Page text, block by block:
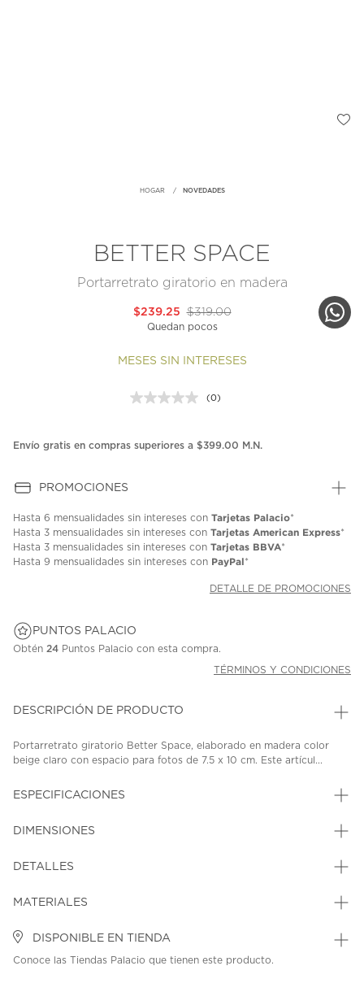
HOGAR NOVEDADES
BETTER SPACE
Portarretrato giratorio en madera
$319.00
$239.25
Quedan pocos
MESES SIN INTERESES
Sin
en
(0)
Envío gratis en compras superiores a $399.00 M.N.
PROMOCIONES
Hasta 6 mensualidades sin intereses con Tarjetas Palacio*
Hasta 3 mensualidades sin intereses con Tarjetas American Express*
Hasta 3 mensualidades sin intereses con Tarjetas BBVA*
Hasta 9 mensualidades sin intereses con PayPal*
DETALLE DE PROMOCIONES
PUNTOS PALACIO
Obtén 24 Puntos Palacio con esta compra.
TÉRMINOS Y CONDICIONES
DESCRIPCIÓN DE PRODUCTO
Portarretrato giratorio Better Space, elaborado en madera color
beige claro con espacio para fotos de 7.5 x 10 cm. Este artícul...
ESPECIFICACIONES
DIMENSIONES
DETALLES
MATERIALES
DISPONIBLE EN TIENDA
Conoce las Tiendas Palacio que tienen este producto.